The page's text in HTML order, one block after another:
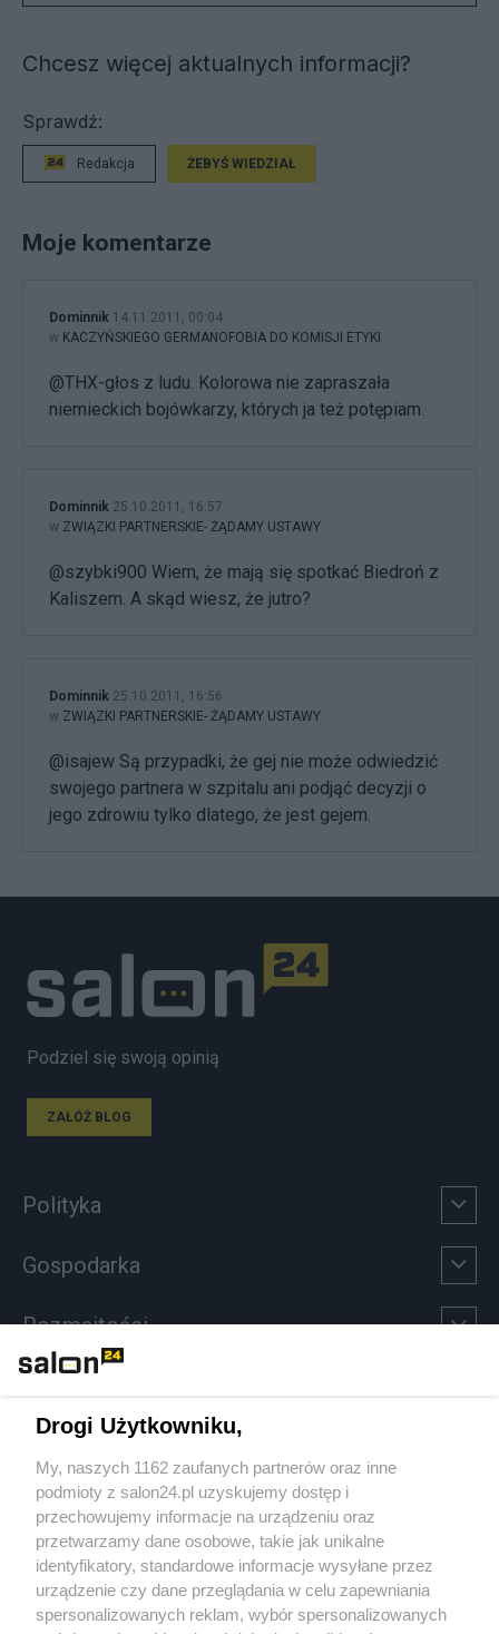
Chcesz więcej aktualnych informacji?
Sprawdź:
Redakcja ŻEBYŚ WIEDZIAŁ
Moje komentarze
Dominnik 14.11.2011, 00:04
w KACZYŃSKIEGO GERMANOFOBIA DO KOMISJI ETYKI
@THX-głos z ludu. Kolorowa nie zapraszała
niemieckich bojówkarzy, których ja też potępiam.
Dominnik 25.10.2011, 16:57
w ZWIĄZKI PARTNERSKIE- ŻĄDAMY USTAWY
@szybki900 Wiem, że mają się spotkać Biedroń z
Kaliszem. A skąd wiesz, że jutro?
Dominnik 25.10.2011, 16:56
w ZWIĄZKI PARTNERSKIE- ŻĄDAMY USTAWY
@isajew Są przypadki, że gej nie może odwiedzić
swojego partnera w szpitalu ani podjąć decyzji o
jego zdrowiu tylko dlatego, że jest gejem.
Podziel się swoją opinią
ZAŁÓŻ BLOG
Polityka
Gospodarka
Rozmaitości
Sport
Społeczeństwo
Kultura
Drogi Użytkowniku,
My, naszych 1162 zaufanych partnerów oraz inne
podmioty z salon24.pl uzyskujemy dostęp i
przechowujemy informacje na urządzeniu oraz
przetwarzamy dane osobowe, takie jak unikalne
identyfikatory, standardowe informacje wysyłane przez
urządzenie czy dane przeglądania w celu zapewniania
spersonalizowanych reklam, wybór spersonalizowanych